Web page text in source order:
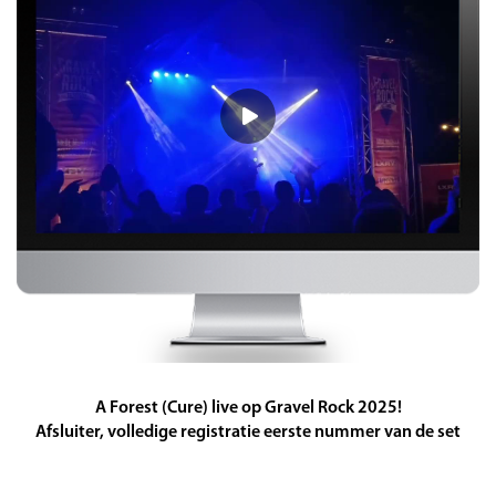
A Forest (Cure) live op Gravel Rock 2025!
Afsluiter, volledige registratie eerste nummer van de set